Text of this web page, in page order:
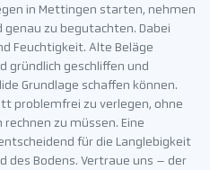
in Mettingen starten, nehmen
zu begutachten. Dabei
Feuchtigkeit. Alte Beläge
gründlich geschliffen und
Grundlage schaffen können.
problemfrei zu verlegen, ohne
zu müssen. Eine
für die Langlebigkeit
des Bodens. Vertraue uns – der